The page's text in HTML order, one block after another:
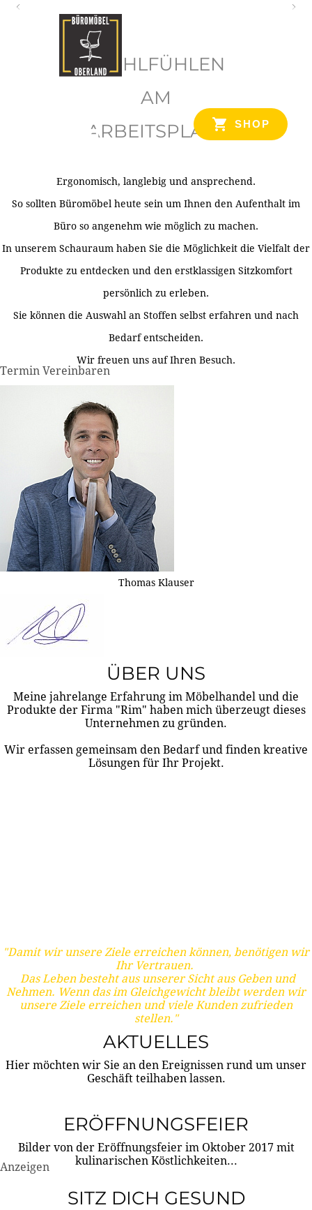
SHOP
WOHLFÜHLEN
AM
ARBEITSPLATZ
Ergonomisch, langlebig und ansprechend.
So sollten Büromöbel heute sein um Ihnen den Aufenthalt im
Büro so angenehm wie möglich zu machen.
In unserem Schauraum haben Sie die Möglichkeit die Vielfalt der
Produkte zu entdecken und den erstklassigen Sitzkomfort
persönlich zu erleben.
Sie können die Auswahl an Stoffen selbst erfahren und nach
Bedarf entscheiden.
Wir freuen uns auf Ihren Besuch.
Termin Vereinbaren
Thomas Klauser
ÜBER UNS
Meine jahrelange Erfahrung im Möbelhandel und die
Produkte der Firma "Rim" haben mich überzeugt dieses
Unternehmen zu gründen.
Wir erfassen gemeinsam den Bedarf und finden kreative
Lösungen für Ihr Projekt.
"Damit wir unsere Ziele erreichen können, benötigen wir
Ihr Vertrauen.
Das Leben besteht aus unserer Sicht aus Geben und
Nehmen. Wenn das im Gleichgewicht bleibt werden wir
unsere Ziele erreichen und viele Kunden zufrieden
stellen."
AKTUELLES
Hier möchten wir Sie an den Ereignissen rund um unser
Geschäft teilhaben lassen.
ERÖFFNUNGSFEIER
Bilder von der Eröffnungsfeier im Oktober 2017 mit
kulinarischen Köstlichkeiten...
Anzeigen
SITZ DICH GESUND